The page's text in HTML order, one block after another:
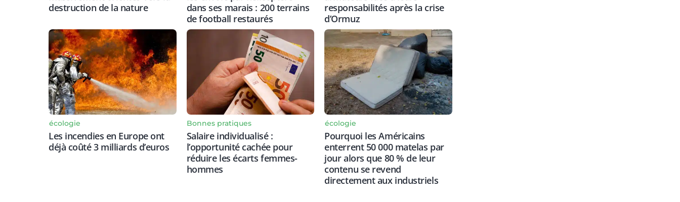
destruction de la nature
dans ses marais : 200 terrains
de football restaurés
responsabilités après la crise
d’Ormuz
écologie
Les incendies en Europe ont
déjà coûté 3 milliards d’euros
Bonnes pratiques
Salaire individualisé :
l’opportunité cachée pour
réduire les écarts femmes-
hommes
écologie
Pourquoi les Américains
enterrent 50 000 matelas par
jour alors que 80 % de leur
contenu se revend
directement aux industriels